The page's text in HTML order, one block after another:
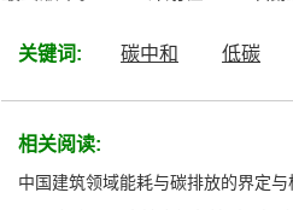
关键词: 碳中和 低碳
相关阅读:
中国建筑领域能耗与碳排放的界定与